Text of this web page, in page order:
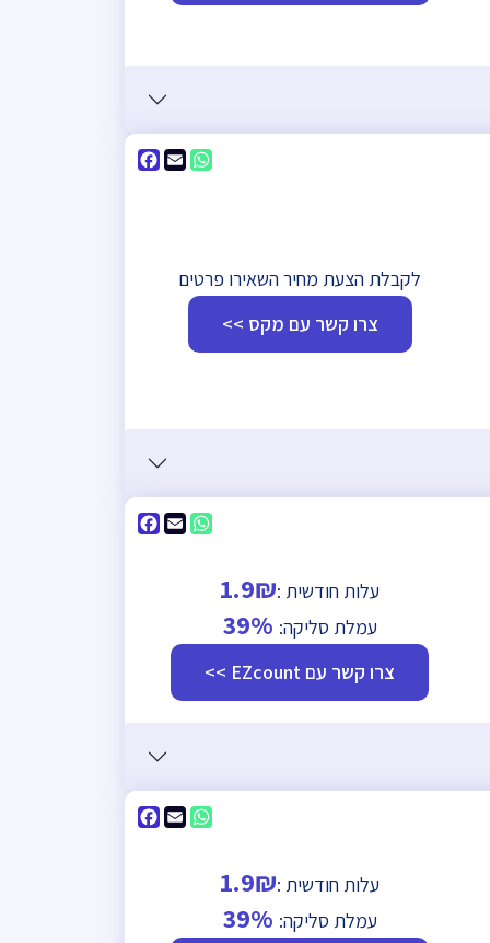
FacebookEmail
WhatsApp
לקבלת הצעת מחיר השאירו פרטים
צרו קשר עם מקס >>
FacebookEmail
WhatsApp
עלות חודשית :1.9₪
עמלת סליקה:
צרו קשר עם EZcount >>
FacebookEmail
WhatsApp
עלות חודשית :1.9₪
עמלת סליקה: